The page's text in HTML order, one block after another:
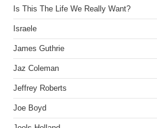
Is This The Life We Really Want?
Israele
James Guthrie
Jaz Coleman
Jeffrey Roberts
Joe Boyd